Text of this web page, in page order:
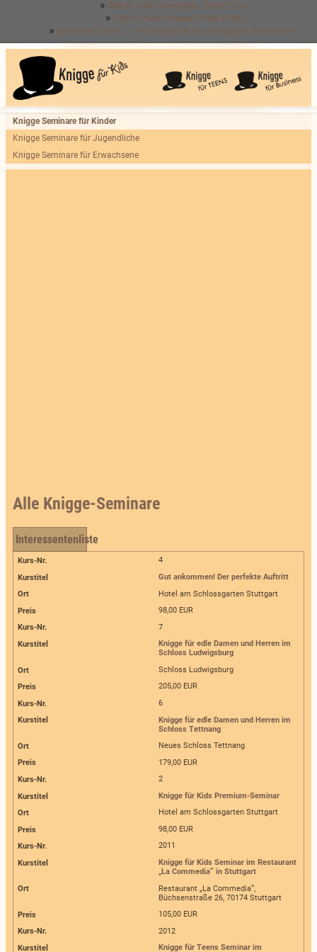
Skip to main navigation (Press Enter).
Skip to main content (Press Enter).
Mainmenu Level 2 - Left: Skip to section navigation (Press Enter).
Knigge Seminare für Kinder
Knigge Seminare für Jugendliche
Knigge Seminare für Erwachsene
Alle Knigge-Seminare
Interessentenliste
4
Gut ankommen! Der perfekte Auftritt
Hotel am Schlossgarten Stuttgart
98,00 EUR
7
Knigge für edle Damen und Herren im
Schloss Ludwigsburg
Schloss Ludwigsburg
205,00 EUR
6
Knigge für edle Damen und Herren im
Schloss Tettnang
Neues Schloss Tettnang
179,00 EUR
2
Knigge für Kids Premium-Seminar
Hotel am Schlossgarten Stuttgart
98,00 EUR
2011
Knigge für Kids Seminar im Restaurant
„La Commedia” in Stuttgart
Restaurant „La Commedia”,
Büchsenstraße 26, 70174 Stuttgart
105,00 EUR
2012
Knigge für Teens Seminar im